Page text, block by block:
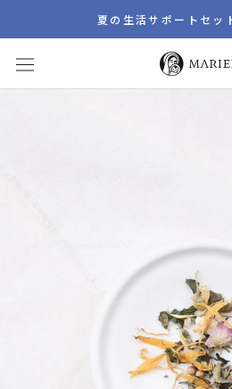
キ
夏の生活サポートセッ